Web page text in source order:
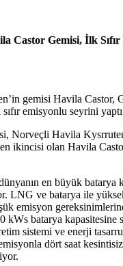
Castor Gemisi, İlk
gemisi Havila Castor,
emisyonlu seyrini
Norveçli Havila
ikincisi olan Havila
en büyük batarya
LNG ve batarya ile
emisyon
kWs batarya kapasitesine
sistemi ve enerji
dört saat